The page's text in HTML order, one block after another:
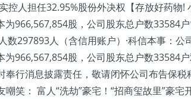
控人担任32.95%股份外决权【存放好药
966,567,854股，公司股东总户数33584
297893人（含信用账户）·科信本事：
966,567,854股，公司股东总户数33584
奉行消息披露责任，敬请闭怀公司布告保
笑： 富人“洗劫”豪宅！“招商玺故里”豪